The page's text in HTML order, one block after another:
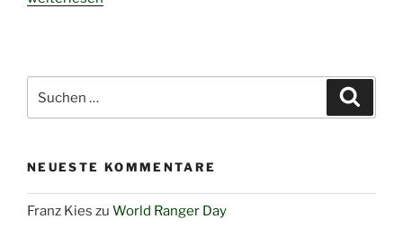
nach:
NEUESTE KOMMENTARE
Franz Kies zu World Ranger Day